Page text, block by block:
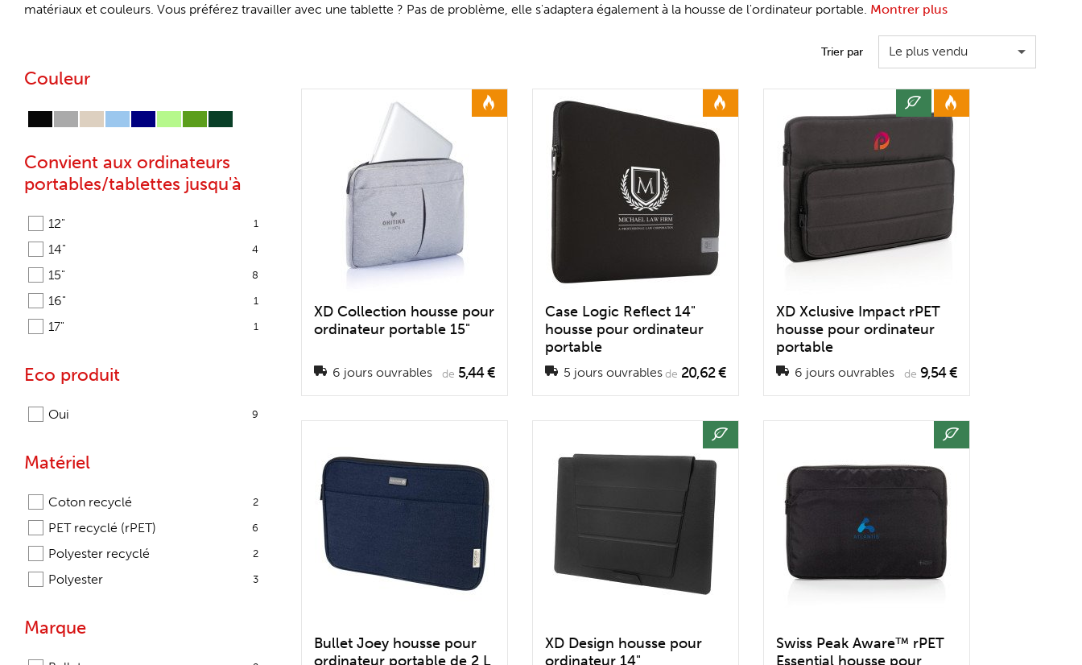
matériaux et couleurs. Vous préférez travailler avec une tablette ? Pas de problème, elle s'adaptera également à la housse de l'ordinateur portable. Montrer plus
Couleur
Convient aux ordinateurs
portables/tablettes jusqu'à
12" 1
14" 4
15" 8
16" 1
17" 1
Eco produit
Oui 9
Matériel
Coton recyclé 2
PET recyclé (rPET) 6
Polyester recyclé 2
Polyester 3
Marque
Trier par Le plus vendu
XD Collection housse pour
ordinateur portable 15"
6 jours ouvrables de 5,44 €
Case Logic Reflect 14"
housse pour ordinateur
portable
5 jours ouvrablesde 20,62 €
XD Xclusive Impact rPET
housse pour ordinateur
portable
6 jours ouvrables de 9,54 €
Bullet Joey housse pour
ordinateur portable de 2 L
XD Design housse pour
ordinateur 14"
Swiss Peak Aware™ rPET
Essential housse pour